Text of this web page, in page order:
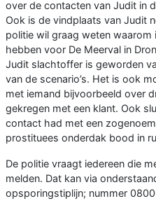
over de contacten van Judit in
Ook is de vindplaats van Judit
politie wil graag weten waarom
hebben voor De Meerval in
Judit slachtoffer is geworden
van de scenario’s. Het is ook
met iemand bijvoorbeeld over
gekregen met een klant. Ook
contact had met een
prostituees onderdak bood in
De politie vraagt iedereen die
melden. Dat kan via
opsporingstiplijn; nummer